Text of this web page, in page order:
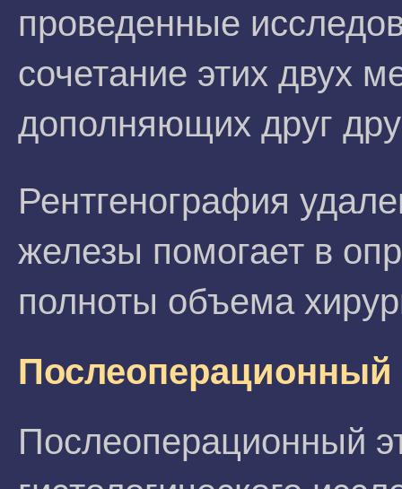
проведенные
сочетание этих двух
дополняющих друг
Рентгенография
железы помогает в
полноты объема
Послеоперационный
Послеоперационный